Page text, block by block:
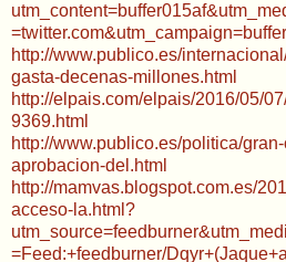
=twitter.com&utm_campaign=buffer
http://www.publico.es/
gasta-decenas-millones.html
http://elpais.com/elpais/2016/05/
9369.html
http://www.publico.es/politica/
aprobacion-del.html
http://mamvas.blogspot.com.es/
acceso-la.html?
=Feed:+feedburner/